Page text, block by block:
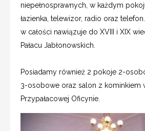
niepełnosprawnych, w każdym
łazienka, telewizor, radio oraz
w całości nawiązuje do XVIII i XIX
Pałacu Jabłonowskich.
Posiadamy również 2 pokoje 2-
3-osobowe oraz salon z kominkiem
Przypałacowej Oficynie.